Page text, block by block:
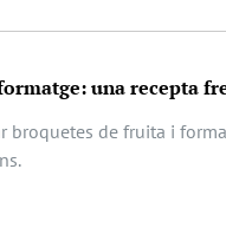
una recepta
broquetes de fruita i